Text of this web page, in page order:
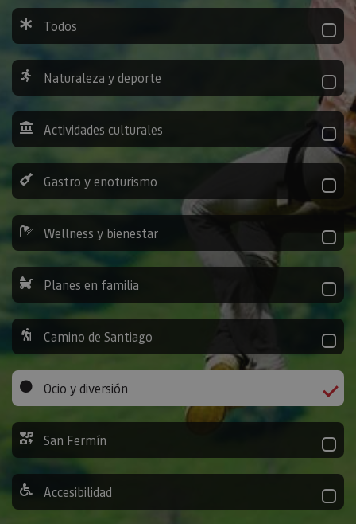
Todos
Naturaleza y deporte
Actividades culturales
Gastro y enoturismo
Wellness y bienestar
Planes en familia
Camino de Santiago
Ocio y diversión
San Fermín
Accesibilidad